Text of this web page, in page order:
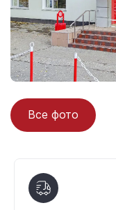
Все фото